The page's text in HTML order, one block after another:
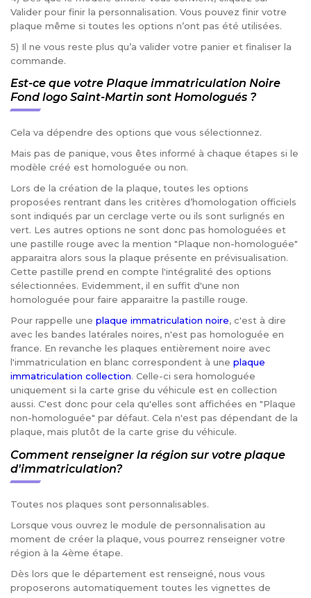
Valider pour finir la personnalisation. Vous pouvez finir votre
plaque même si toutes les options n’ont pas été utilisées.
5) Il ne vous reste plus qu’a valider votre panier et finaliser la
commande.
Est-ce que votre Plaque immatriculation Noire
Fond logo Saint-Martin sont Homologués ?
Cela va dépendre des options que vous sélectionnez.
Mais pas de panique, vous êtes informé à chaque étapes si le
modèle créé est homologuée ou non.
Lors de la création de la plaque, toutes les options
proposées rentrant dans les critères d’homologation officiels
sont indiqués par un cerclage verte ou ils sont surlignés en
vert. Les autres options ne sont donc pas homologuées et
une pastille rouge avec la mention "Plaque non-homologuée"
apparaitra alors sous la plaque présente en prévisualisation.
Cette pastille prend en compte l'intégralité des options
sélectionnées. Evidemment, il en suffit d'une non
homologuée pour faire apparaitre la pastille rouge.
Pour rappelle une plaque immatriculation noire, c'est à dire
avec les bandes latérales noires, n'est pas homologuée en
france. En revanche les plaques entièrement noire avec
l'immatriculation en blanc correspondent à une plaque
immatriculation collection. Celle-ci sera homologuée
uniquement si la carte grise du véhicule est en collection
aussi. C'est donc pour cela qu'elles sont affichées en "Plaque
non-homologuée" par défaut. Cela n'est pas dépendant de la
plaque, mais plutôt de la carte grise du véhicule.
Comment renseigner la région sur votre plaque
d'immatriculation?
Toutes nos plaques sont personnalisables.
Lorsque vous ouvrez le module de personnalisation au
moment de créer la plaque, vous pourrez renseigner votre
région à la 4ème étape.
Dès lors que le département est renseigné, nous vous
proposerons automatiquement toutes les vignettes de